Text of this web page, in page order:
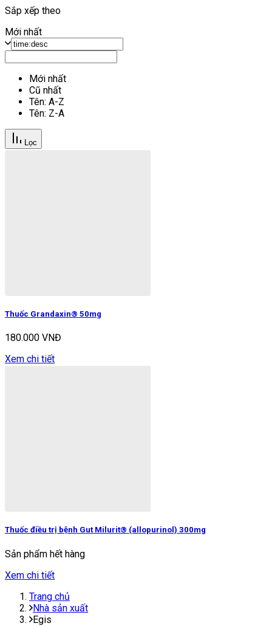
Sắp xếp theo
Mới nhất
Mới nhất
Cũ nhất
Tên: A-Z
Tên: Z-A
Lọc
Thuốc Grandaxin® 50mg
180.000 VNĐ
Xem chi tiết
Thuốc điều trị bệnh Gut Milurit® (allopurinol) 300mg
Sản phẩm hết hàng
Xem chi tiết
Trang chủ
Nhà sản xuất
Egis